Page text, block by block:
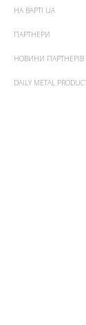
НА ВАРТІ UA
ПАРТНЕРИ
НОВИНИ ПАРТНЕРІВ
DAILY METAL